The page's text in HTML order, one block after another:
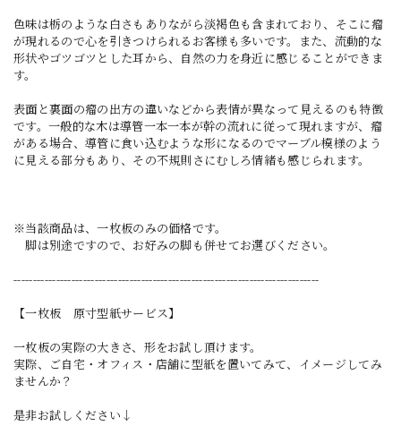
色味は栃のような白さもありながら淡褐色も含まれており、そこに瘤
が現れるので心を引きつけられるお客様も多いです。また、流動的な
形状やゴツゴツとした耳から、自然の力を身近に感じることができま
す。
表面と裏面の瘤の出方の違いなどから表情が異なって見えるのも特徴
です。一般的な木は導管一本一本が幹の流れに従って現れますが、瘤
がある場合、導管に食い込むような形になるのでマーブル模様のよう
に見える部分もあり、その不規則さにむしろ情緒も感じられます。
※当該商品は、一枚板のみの価格です。
脚は別途ですので、お好みの脚も併せてお選びください。
-------------------------------------------------------------------------------
【一枚板 原寸型紙サービス】
一枚板の実際の大きさ、形をお試し頂けます。
実際、ご自宅・オフィス・店舗に型紙を置いてみて、イメージしてみ
ませんか？
是非お試しください↓